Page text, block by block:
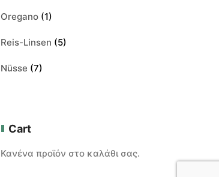
Oregano (1)
Reis-Linsen (5)
Nüsse (7)
Cart
Κανένα προϊόν στο καλάθι σας.